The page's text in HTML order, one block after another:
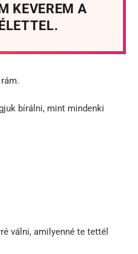
KEVEREM A
bírálni, mint mindenki
válni, amilyenné te tettél